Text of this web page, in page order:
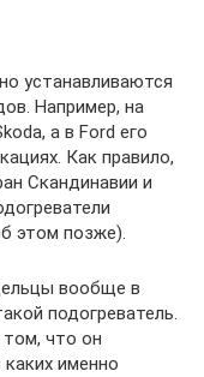
устанавливаются
Например, на
а в Ford его
Как правило,
Скандинавии и
этом позже).
вообще в
подогреватель.
том, что он
именно